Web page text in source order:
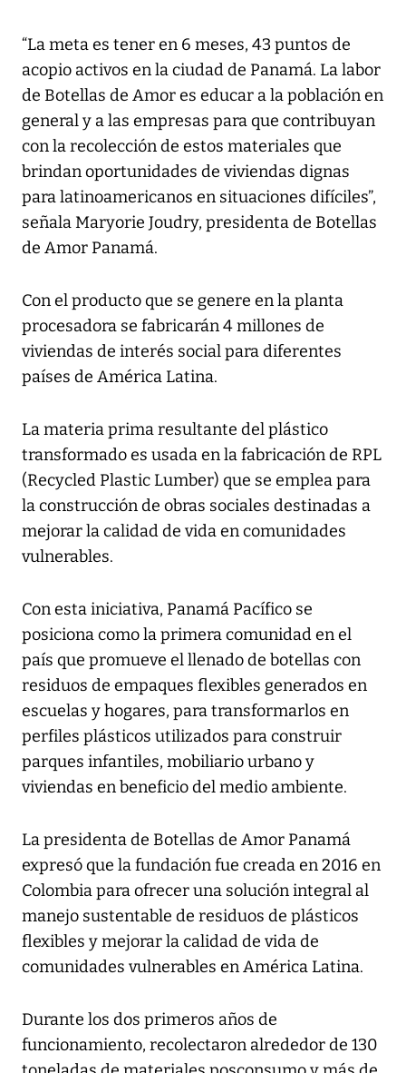
“La meta es tener en 6 meses, 43 puntos de
acopio activos en la ciudad de Panamá. La labor
de Botellas de Amor es educar a la población en
general y a las empresas para que contribuyan
con la recolección de estos materiales que
brindan oportunidades de viviendas dignas
para latinoamericanos en situaciones difíciles”,
señala Maryorie Joudry, presidenta de Botellas
de Amor Panamá.
Con el producto que se genere en la planta
procesadora se fabricarán 4 millones de
viviendas de interés social para diferentes
países de América Latina.
La materia prima resultante del plástico
transformado es usada en la fabricación de RPL
(Recycled Plastic Lumber) que se emplea para
la construcción de obras sociales destinadas a
mejorar la calidad de vida en comunidades
vulnerables.
Con esta iniciativa, Panamá Pacífico se
posiciona como la primera comunidad en el
país que promueve el llenado de botellas con
residuos de empaques flexibles generados en
escuelas y hogares, para transformarlos en
perfiles plásticos utilizados para construir
parques infantiles, mobiliario urbano y
viviendas en beneficio del medio ambiente.
La presidenta de Botellas de Amor Panamá
expresó que la fundación fue creada en 2016 en
Colombia para ofrecer una solución integral al
manejo sustentable de residuos de plásticos
flexibles y mejorar la calidad de vida de
comunidades vulnerables en América Latina.
Durante los dos primeros años de
funcionamiento, recolectaron alrededor de 130